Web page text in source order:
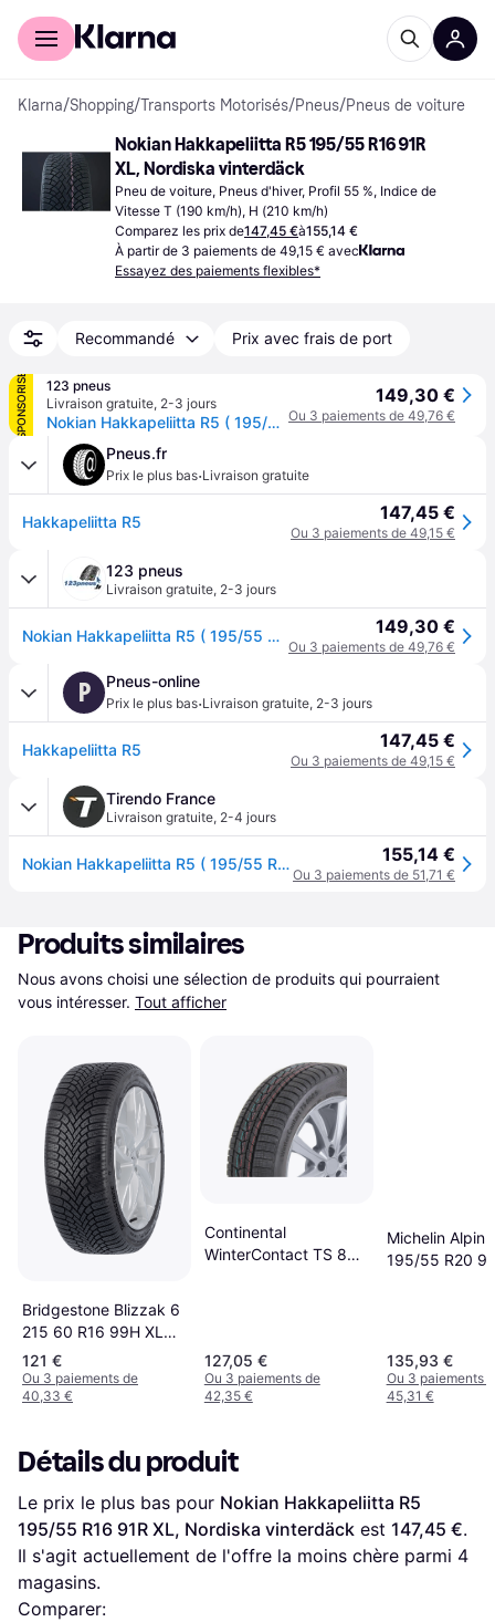
Acheter avec Klarna
Klarna/Shopping/Transports Motorisés/Pneus/Pneus de voiture
Nokian Hakkapeliitta R5 195/55 R16 91R
XL, Nordiska vinterdäck
Pneu de voiture, Pneus d'hiver, Profil 55 %, Indice de
Vitesse T (190 km/h), H (210 km/h)
Comparez les prix de147,45 €à155,14 €
À partir de 3 paiements de 49,15 € avec
Essayez des paiements flexibles*
Recommandé Prix avec frais de port
SPONSORISÉ
123 pneus
Livraison gratuite, 2-3 jours
Nokian Hakkapeliitta R5 ( 195/55 R16 91R XL, Pneus nordiques )
149,30 €
Ou 3 paiements de 49,76 €
Pneus.fr
Prix le plus bas·Livraison gratuite
Hakkapeliitta R5 147,45 €
Ou 3 paiements de 49,15 €
123 pneus
Livraison gratuite, 2-3 jours
Nokian Hakkapeliitta R5 ( 195/55 R16 91R XL, Pneus nordiques ) 149,30 €
Ou 3 paiements de 49,76 €
P Pneus-online
Prix le plus bas·Livraison gratuite, 2-3 jours
Hakkapeliitta R5 147,45 €
Ou 3 paiements de 49,15 €
Tirendo France
Livraison gratuite, 2-4 jours
Nokian Hakkapeliitta R5 ( 195/55 R16 91R XL, Pneus nordiques ) 155,14 €
Ou 3 paiements de 51,71 €
Produits similaires
Nous avons choisi une sélection de produits qui pourraient
vous intéresser. Tout afficher
Bridgestone Blizzak 6
215 60 R16 99H XL
Tyres
121 €
Ou 3 paiements de
40,33 €
Continental
WinterContact TS 860
127,05 €
Ou 3 paiements de
42,35 €
Michelin Alpin
195/55 R20
135,93 €
Ou 3 paiements
45,31 €
Détails du produit
Le prix le plus bas pour Nokian Hakkapeliitta R5
195/55 R16 91R XL, Nordiska vinterdäck est 147,45 €.
Il s'agit actuellement de l'offre la moins chère parmi 4
magasins.
Comparer: